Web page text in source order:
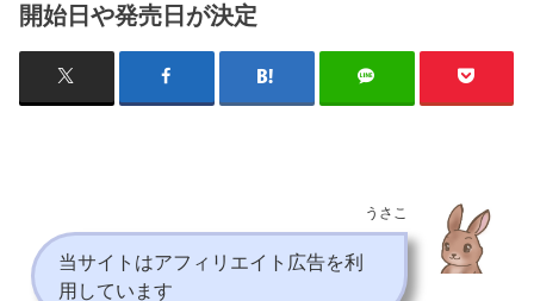
開始日や発売日が決定
うさこ
当サイトはアフィリエイト広告を利
用しています